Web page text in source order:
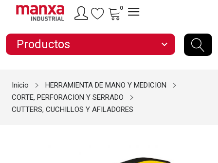
0
Productos expand_more
Inicio
HERRAMIENTA DE MANO Y MEDICION
CORTE, PERFORACION Y SERRADO
CUTTERS, CUCHILLOS Y AFILADORES